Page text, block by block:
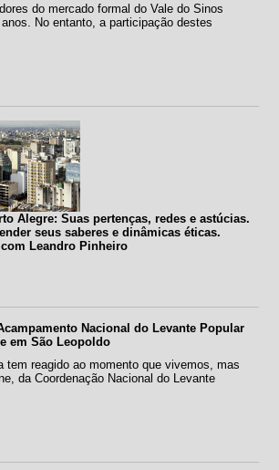
do mercado formal do Vale do Sinos
No entanto, a participação destes
Alegre: Suas pertenças, redes e astúcias.
seus saberes e dinâmicas éticas.
Leandro Pinheiro
Nacional do Levante Popular
em São Leopoldo
tem reagido ao momento que vivemos, mas
da Coordenação Nacional do Levante